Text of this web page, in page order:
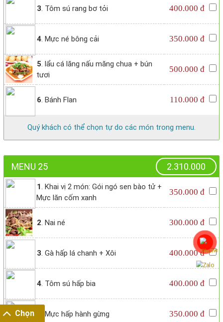
3. Tôm sú rang bơ tỏi 400.000 đ
4. Mực né bông cải 350.000 đ
5. lẩu cá lăng nấu măng chua + bún
tươi
500.000 đ
6. Bánh Flan 110.000 đ
Quý khách có thể chọn tự do các món trong menu.
MENU 25 2.310.000
1. Khai vị 2 món: Gói ngó sen bào tử +
Mực lăn cốm xanh
350.000 đ
2. Nai né 300.000 đ
3. Gà hấp lá chanh + Xôi 400.000 đ
4. Tôm sú hấp bia 400.000 đ
. Mực hấp hành gừng 350.000 đ
Chọn